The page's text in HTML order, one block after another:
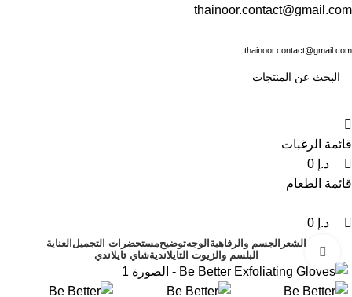
thainoor.contact@gmail.com
thainoor.contact@gmail.com
قائمة الرغبات
د.إ
قائمة الطعام
د.إ
الشعر الجسم والرفاهية الوجهتوضيحمستحضرات التجميل العناية
البلسم والزيوت التايلانديةشاي تايلاندي انقر للتكبير